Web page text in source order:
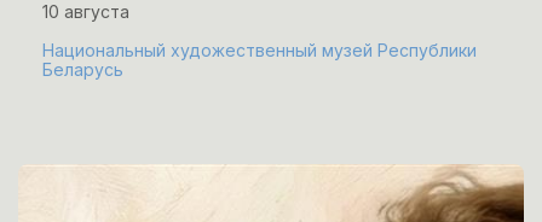
10 августа
Национальный художественный музей Республики
Беларусь